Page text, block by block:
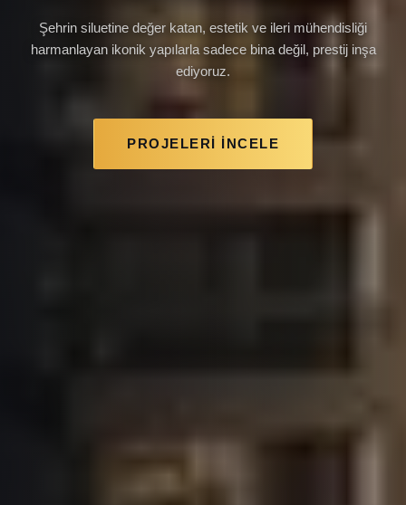
Şehrin siluetine değer katan, estetik ve ileri mühendisliği
harmanlayan ikonik yapılarla sadece bina değil, prestij inşa
ediyoruz.
PROJELERI İNCELE